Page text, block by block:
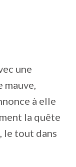
une
mauve,
à elle
la quête
le tout dans